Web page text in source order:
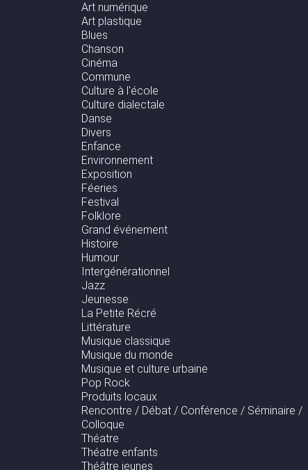
Art numérique
Art plastique
Blues
Chanson
Cinéma
Commune
Culture à l'école
Culture dialectale
Danse
Divers
Enfance
Environnement
Exposition
Féeries
Festival
Folklore
Grand événement
Histoire
Humour
Intergénérationnel
Jazz
Jeunesse
La Petite Récré
Littérature
Musique classique
Musique du monde
Musique et culture urbaine
Pop Rock
Produits locaux
Rencontre / Débat / Conférence / Séminaire /
Colloque
Théatre
Théatre enfants
Théâtre jeunes